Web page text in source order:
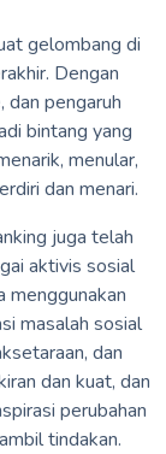
gelombang di
Dengan
dan pengaruh
bintang yang
menular,
dan menari.
juga telah
aktivis sosial
menggunakan
masalah sosial
dan
dan kuat, dan
perubahan
tindakan.